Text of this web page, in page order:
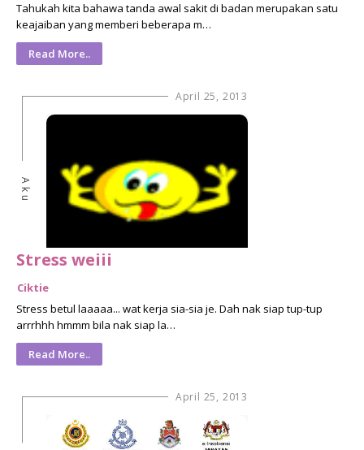
Tahukah kita bahawa tanda awal sakit di badan merupakan satu
keajaiban yang memberi beberapa m…
Read More..
April 25, 2013
Aku
Stress weiii
Ciktie
Stress betul laaaaa... wat kerja sia-sia je. Dah nak siap tup-tup
arrrhhh hmmm bila nak siap la…
Read More..
April 25, 2013